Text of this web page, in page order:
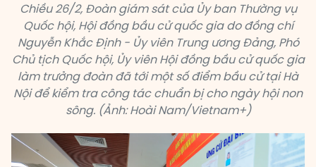
Chiều 26/2, Đoàn giám sát của Ủy ban Thường vụ
Quốc hội, Hội đồng bầu cử quốc gia do đồng chí
Nguyễn Khắc Định - Ủy viên Trung ương Đảng, Phó
Chủ tịch Quốc hội, Ủy viên Hội đồng bầu cử quốc gia
làm trưởng đoàn đã tới một số điểm bầu cử tại Hà
Nội để kiểm tra công tác chuẩn bị cho ngày hội non
sông. (Ảnh: Hoài Nam/Vietnam+)